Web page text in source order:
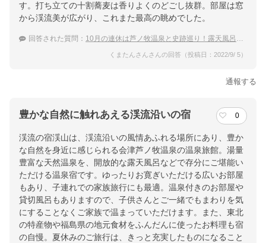
す。打ち立ての十割蕎麦は香りよくのどごし抜群。部屋は窓
から渓流美が広がり、これまた最高の眺めでした。
回答された質問： 10月の連休は芦ノ牧温泉と史跡巡り！露天風呂と食事がおすすめの宿は？
くまたんさんさんの回答（投稿日：2022/9/ 5）
通報する
豊かな自然に触れあえる渓流沿いの宿 0
渓流の宿渓山は、渓流沿いの風情あふれる場所にあり、豊か
な自然を身近に感じられる会津芦ノ牧温泉の温泉旅館。湯量
豊富な天然温泉を、開放的な露天風呂などで存分にご堪能い
ただける温泉宿です。ゆったりお寛ぎいただける広いお部屋
もあり、子連れでの家族旅行にも最適。温泉付きのお部屋や
貸切風呂もありますので、子供さんとご一緒でもまわりを気
にすることなくご家族で温まっていただけます。また、東北
の特産物や福島県の地元食材をふんだんに使ったお料理も宿
の自慢。夏休みのご旅行は、きっと充実したものになること